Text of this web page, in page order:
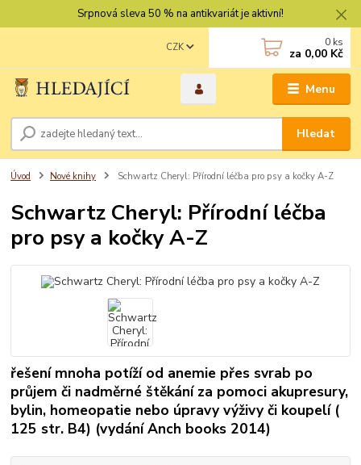
Srpnová sleva 50 % na antikvariát je aktivní!
Menu
CZK
Hledat
0 ks
za 0,00 Kč
Úvod Nové knihy Schwartz Cheryl: Přírodní léčba pro psy a kočky A-Z
Schwartz Cheryl: Přírodní léčba
pro psy a kočky A-Z
řešení mnoha potíží od anemie přes svrab po
průjem či nadměrné štěkání za pomoci akupresury,
bylin, homeopatie nebo úpravy výživy či koupelí (
125 str. B4) (vydání Anch books 2014)